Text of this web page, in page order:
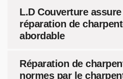
L.D Couverture
réparation de
abordable
Réparation de
normes par le